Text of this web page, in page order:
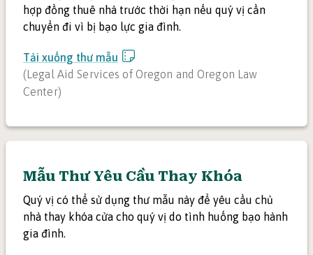
hợp đồng thuê nhà trước thời hạn nếu quý vị cần
chuyển đi vì bị bạo lực gia đình.
Tải xuống thư mẫu
(Legal Aid Services of Oregon and Oregon Law
Center)
Mẫu Thư Yêu Cầu Thay Khóa
Quý vị có thể sử dụng thư mẫu này để yêu cầu chủ
nhà thay khóa cửa cho quý vị do tình huống bạo hành
gia đình.